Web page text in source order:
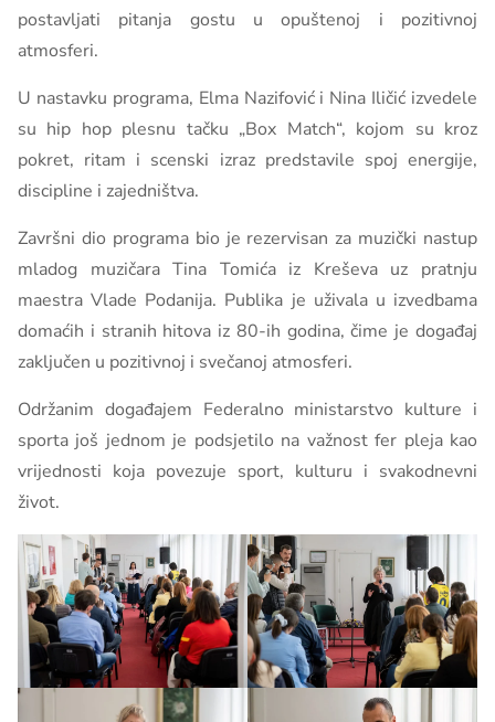
postavljati pitanja gostu u opuštenoj i pozitivnoj
atmosferi.
U nastavku programa, Elma Nazifović i Nina Iličić izvedele
su hip hop plesnu tačku „Box Match“, kojom su kroz
pokret, ritam i scenski izraz predstavile spoj energije,
discipline i zajedništva.
Završni dio programa bio je rezervisan za muzički nastup
mladog muzičara Tina Tomića iz Kreševa uz pratnju
maestra Vlade Podanija. Publika je uživala u izvedbama
domaćih i stranih hitova iz 80-ih godina, čime je događaj
zaključen u pozitivnoj i svečanoj atmosferi.
Održanim događajem Federalno ministarstvo kulture i
sporta još jednom je podsjetilo na važnost fer pleja kao
vrijednosti koja povezuje sport, kulturu i svakodnevni
život.